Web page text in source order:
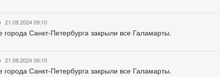
21.09.2024 09:10
города Санкт-Петербурга закрыли все Галамарты.
21.09.2024 09:10
города Санкт-Петербурга закрыли все Галамарты.